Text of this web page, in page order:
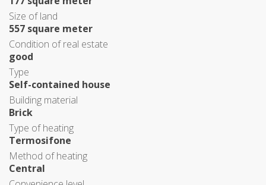
Size of land
557 square meter
Condition of real estate
good
Type
Self-contained house
Building material
Brick
Type of heating
Termosifone
Method of heating
Central